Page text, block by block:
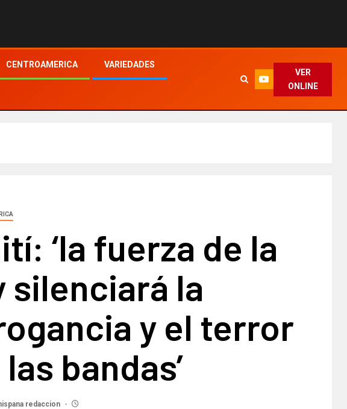
CENTROAMERICA VARIEDADES
VER
ONLINE
‘la fuerza de la
silenciará la
y el terror
bandas’
redaccion